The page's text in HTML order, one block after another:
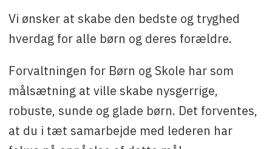
Vi ønsker at skabe den bedste og tryghed
hverdag for alle børn og deres forældre.
Forvaltningen for Børn og Skole har som
målsætning at ville skabe nysgerrige,
robuste, sunde og glade børn. Det forventes,
at du i tæt samarbejde med lederen har